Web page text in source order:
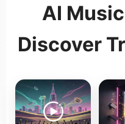
AI
Discover